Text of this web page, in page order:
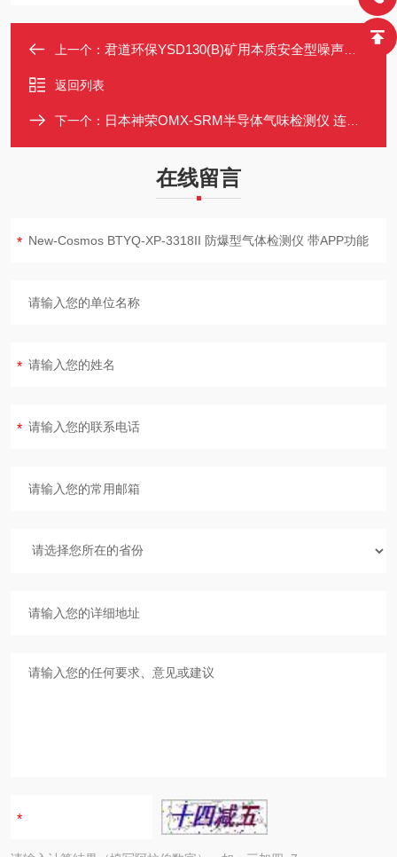
上一个： 君道环保YSD130(B)矿用本质安全型噪声检测仪
返回列表
下一个： 日本神荣OMX-SRM半导体气味检测仪 连续采样 数据存储32732组
在线留言